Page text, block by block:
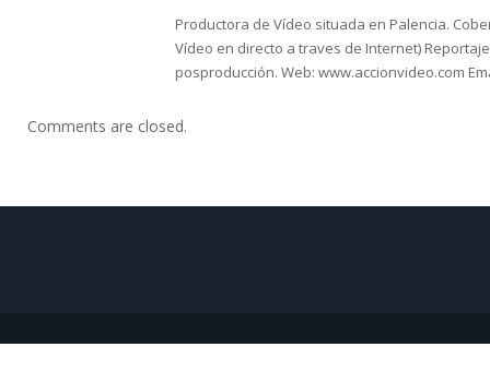
Productora de Vídeo situada en Palencia.
Vídeo en directo a traves de Internet)
posproducción. Web: www.accionvideo.com
Comments are closed.